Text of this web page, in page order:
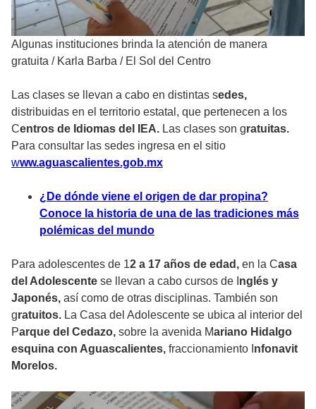
Algunas instituciones brinda la atención de manera
gratuita / Karla Barba / El Sol del Centro
Las clases se llevan a cabo en distintas sedes,
distribuidas en el territorio estatal, que pertenecen a los
Centros de Idiomas del IEA. Las clases son gratuitas.
Para consultar las sedes ingresa en el sitio
www.aguascalientes.gob.mx
¿De dónde viene el origen de dar propina?
Conoce la historia de una de las tradiciones más
polémicas del mundo
Para adolescentes de 12 a 17 años de edad, en la Casa
del Adolescente se llevan a cabo cursos de I nglés y
Japonés, así como de otras disciplinas. También son
gratuitos. La Casa del Adolescente se ubica al interior del
Parque del Cedazo, sobre la avenida Mariano Hidalgo
esquina con Aguascalientes, fraccionamiento I nfonavit
Morelos.